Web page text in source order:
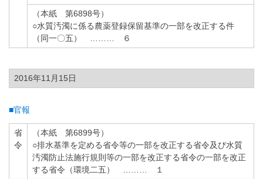
（本紙 第6898号）
○水質汚濁に係る農薬登録保留基準の一部を改正する件
（同一〇五） ……… ６
2016年11月15日
■官報
省
令
（本紙 第6899号）
○排水基準を定める省令等の一部を改正する省令及び水質
汚濁防止法施行規則等の一部を改正する省令の一部を改正
する省令（環境二五） ……… １